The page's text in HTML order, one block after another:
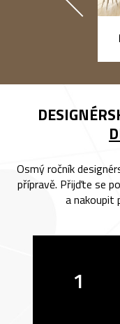
Osmý ročník
přípravě. Přijďte se
a nakoupit
1